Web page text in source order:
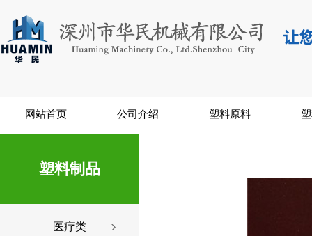
网站首页 公司介绍 塑料原料
塑料制品
医疗类